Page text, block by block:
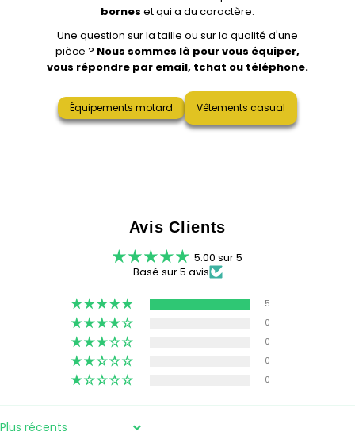
bornes et qui a du caractère.
Une question sur la taille ou sur la qualité d'une
pièce ? Nous sommes là pour vous équiper,
vous répondre par email, tchat ou téléphone.
Équipements motard Vêtements casual
Avis Clients
5.00 sur 5
Basé sur 5 avis
5
0
0
0
0
SORT BY